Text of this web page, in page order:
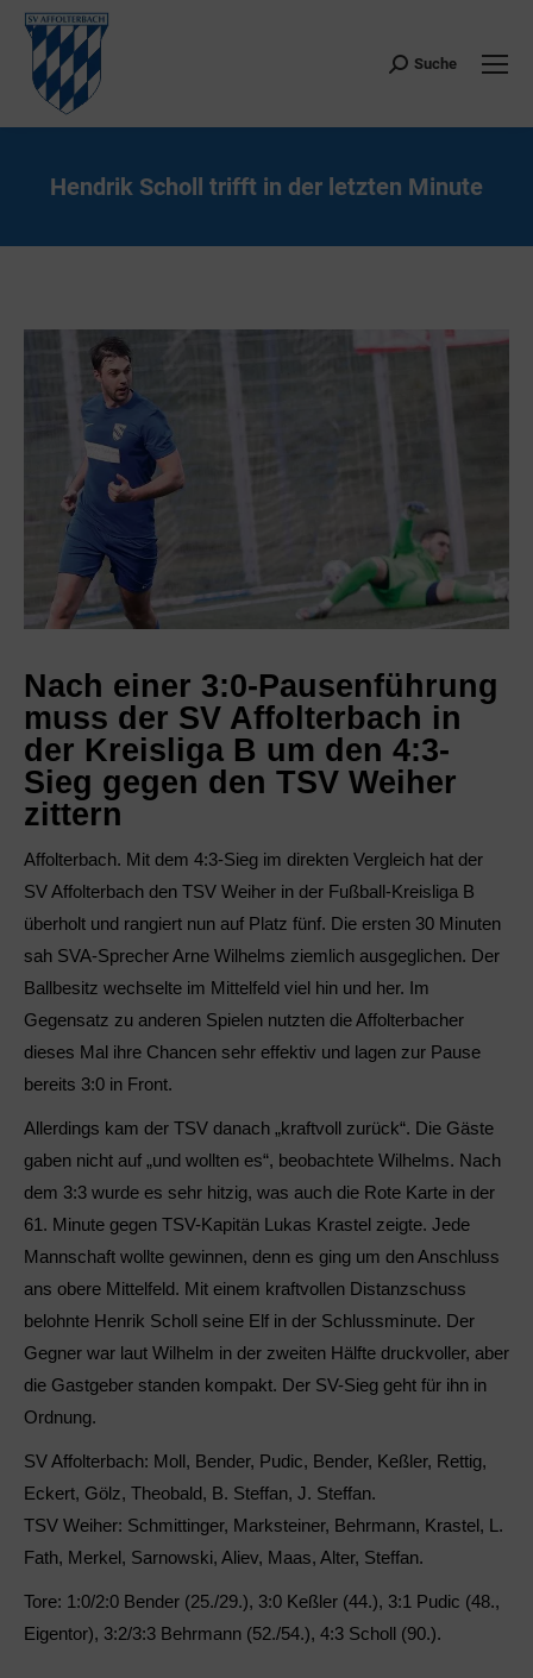
Search:
Suche
Hendrik Scholl trifft in der letzten Minute
Nach einer 3:0-Pausenführung
muss der SV Affolterbach in
der Kreisliga B um den 4:3-
Sieg gegen den TSV Weiher
zittern
Affolterbach. Mit dem 4:3-Sieg im direkten Vergleich hat der
SV Affolterbach den TSV Weiher in der Fußball-Kreisliga B
überholt und rangiert nun auf Platz fünf. Die ersten 30 Minuten
sah SVA-Sprecher Arne Wilhelms ziemlich ausgeglichen. Der
Ballbesitz wechselte im Mittelfeld viel hin und her. Im
Gegensatz zu anderen Spielen nutzten die Affolterbacher
dieses Mal ihre Chancen sehr effektiv und lagen zur Pause
bereits 3:0 in Front.
Allerdings kam der TSV danach „kraftvoll zurück“. Die Gäste
gaben nicht auf „und wollten es“, beobachtete Wilhelms. Nach
dem 3:3 wurde es sehr hitzig, was auch die Rote Karte in der
61. Minute gegen TSV-Kapitän Lukas Krastel zeigte. Jede
Mannschaft wollte gewinnen, denn es ging um den Anschluss
ans obere Mittelfeld. Mit einem kraftvollen Distanzschuss
belohnte Henrik Scholl seine Elf in der Schlussminute. Der
Gegner war laut Wilhelm in der zweiten Hälfte druckvoller, aber
die Gastgeber standen kompakt. Der SV-Sieg geht für ihn in
Ordnung.
SV Affolterbach: Moll, Bender, Pudic, Bender, Keßler, Rettig,
Eckert, Gölz, Theobald, B. Steffan, J. Steffan.
TSV Weiher: Schmittinger, Marksteiner, Behrmann, Krastel, L.
Fath, Merkel, Sarnowski, Aliev, Maas, Alter, Steffan.
Tore: 1:0/2:0 Bender (25./29.), 3:0 Keßler (44.), 3:1 Pudic (48.,
Eigentor), 3:2/3:3 Behrmann (52./54.), 4:3 Scholl (90.).